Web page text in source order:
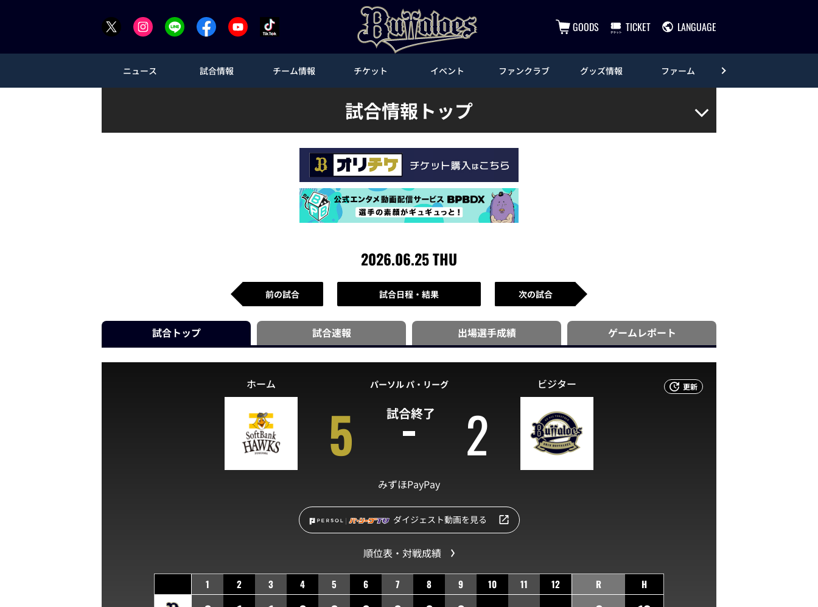
GOODS TICKET LANGUAGE
ニュース 試合情報 チーム情報 チケット イベント ファンクラブ グッズ情報 ファーム
試合情報トップ
2026.06.25 THU
前の試合 試合日程・結果 次の試合
試合トップ 試合速報 出場選手成績 ゲームレポート
更新
パーソル パ・リーグ
試合終了
ホーム
5 2
ビジター
みずほPayPay
ダイジェスト動画を見る
順位表・対戦成績
1 2 3 4 5 6 7 8 9 10 11 12 R H